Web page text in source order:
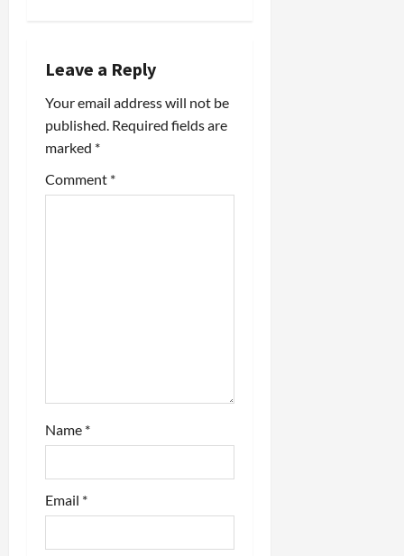
v
i
g
a
Leave a Reply
Your email address will not be
published. Required fields are
marked *
Comment *
Name *
Email *